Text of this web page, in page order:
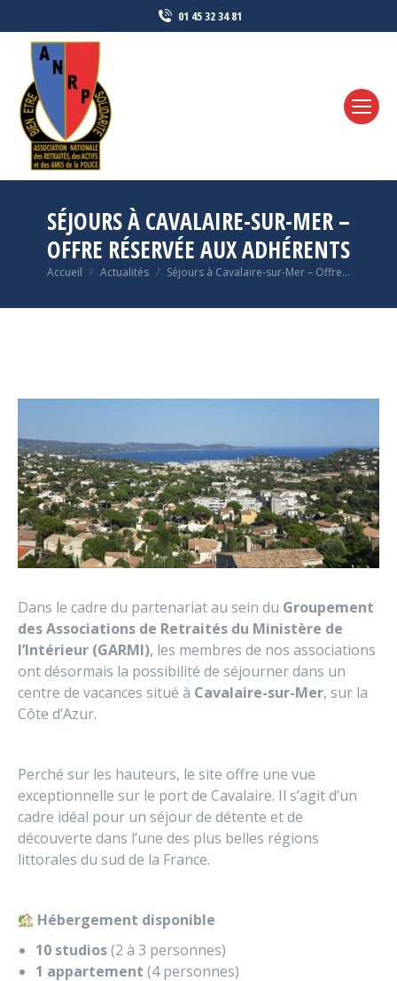
01 45 32 34 81
SÉJOURS À CAVALAIRE-SUR-MER –
OFFRE RÉSERVÉE AUX ADHÉRENTS
Vous êtes ici :
Accueil Actualités Séjours à Cavalaire-sur-Mer – Offre…
Dans le cadre du partenariat au sein du Groupement
des Associations de Retraités du Ministère de
l’Intérieur (GARMI), les membres de nos associations
ont désormais la possibilité de séjourner dans un
centre de vacances situé à Cavalaire-sur-Mer, sur la
Côte d’Azur.
Perché sur les hauteurs, le site offre une vue
exceptionnelle sur le port de Cavalaire. Il s’agit d’un
cadre idéal pour un séjour de détente et de
découverte dans l’une des plus belles régions
littorales du sud de la France.
Hébergement disponible
10 studios(2 à 3 personnes)
1 appartement (4 personnes)